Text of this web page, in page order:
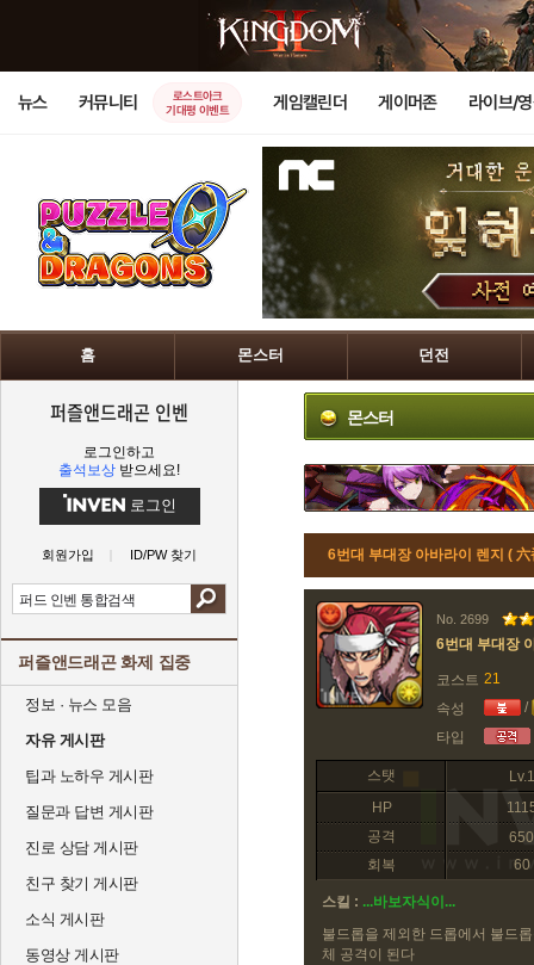
뉴스 커뮤니티
로스트아크
기대평 이벤트
게임캘린더 게이머존 라이브/
홈 몬스터 던전
퍼즐앤드래곤 인벤
로그인하고
출석보상 받으세요!
로그인
회원가입 ID/PW 찾기
퍼즐앤드래곤 화제 집중
정보 · 뉴스 모음
자유 게시판
팁과 노하우 게시판
질문과 답변 게시판
진로 상담 게시판
친구 찾기 게시판
소식 게시판
동영상 게시판
몬스터
6번대 부대장 아바라이 렌지 (
No. 2699
6번대 부대장
코스트 21
속성
/
타입
스탯
Lv.1
HP
공격
650
회복
60
스킬 : ...바보자식이...
불드롭을 제외한 드롭에서 불드
체 공격이 된다